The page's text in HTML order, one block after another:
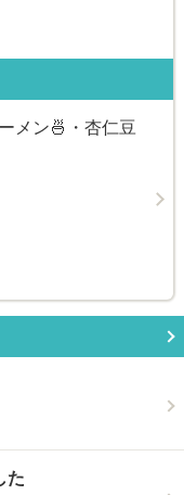
メン🍜・杏仁豆
た